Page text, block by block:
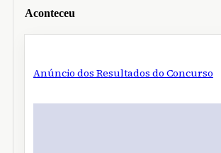
Aconteceu
Anúncio dos Resultados do Concurso